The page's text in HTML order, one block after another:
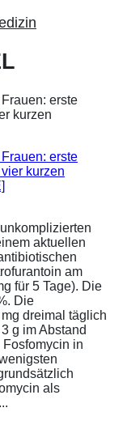
erste
kurzen
aktuellen
am
für 5 Tage). Die
Die
dreimal täglich
g im Abstand
in
als